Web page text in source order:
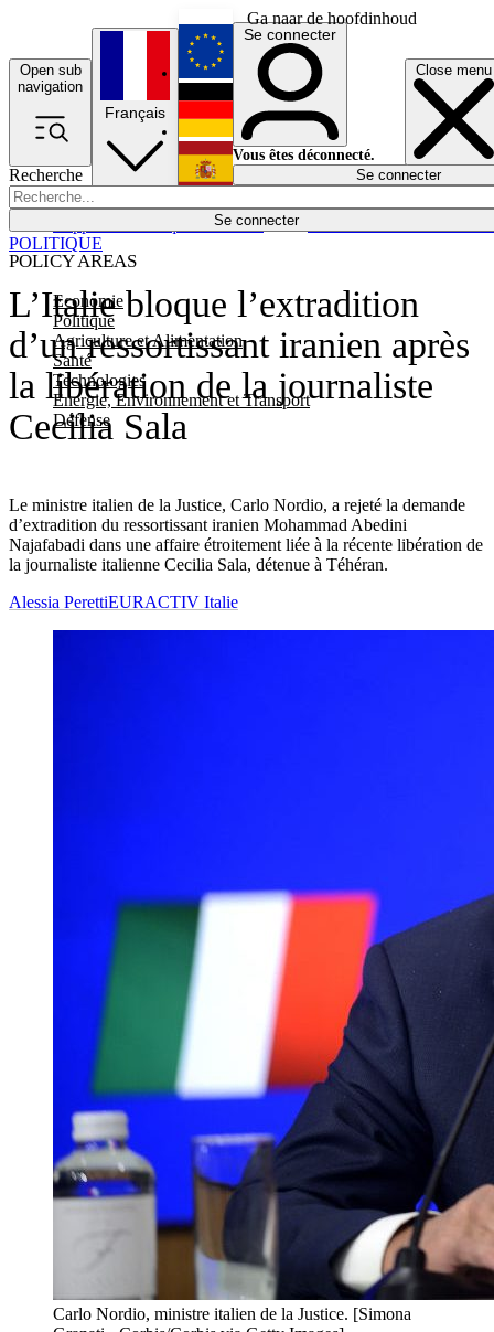
Ga naar de hoofdinhoud
Open sub
navigation
Close menu
Recherche
Se connecter
POLICY AREAS
Economie
Politique
Agriculture et Alimentation
Santé
Technologies
Energie, Environnement et Transport
Défense
Économie
Français
English
Deutsch
Español
Se connecter
Vous êtes déconnecté.
Se connecter
L’Italie bloque l’extradition
d’un ressortissant iranien après
la libération de la journaliste
Cecilia Sala
Le ministre italien de la Justice, Carlo Nordio, a rejeté la demande
d’extradition du ressortissant iranien Mohammad Abedini
Najafabadi dans une affaire étroitement liée à la récente libération de
la journaliste italienne Cecilia Sala, détenue à Téhéran.
POLITIQUE
Alessia PerettiEURACTIV Italie
Carlo Nordio, ministre italien de la Justice. [Simona